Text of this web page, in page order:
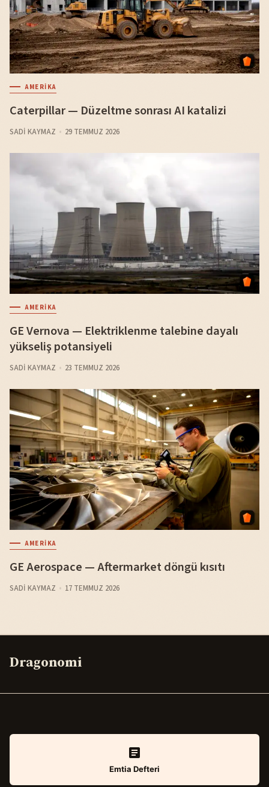
AMERIKA
Caterpillar — Düzeltme sonrası AI katalizi
SADI KAYMAZ 29 TEMMUZ 2026
AMERIKA
GE Vernova — Elektriklenme talebine dayalı
yükseliş potansiyeli
SADI KAYMAZ 23 TEMMUZ 2026
AMERIKA
GE Aerospace — Aftermarket döngü kısıtı
SADI KAYMAZ 17 TEMMUZ 2026
Dragonomi
Emtia Defteri